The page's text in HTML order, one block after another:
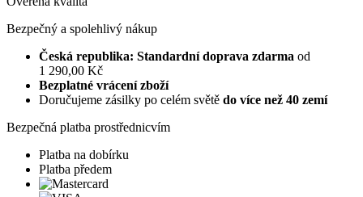
Bezpečný a spolehlivý nákup
Česká republika: Standardní doprava zdarma od
1 290,00 Kč
Bezplatné vrácení zboží
Doručujeme zásilky po celém světě do více než 40 zemí
Bezpečná platba prostřednicvím
Platba na dobírku
Platba předem